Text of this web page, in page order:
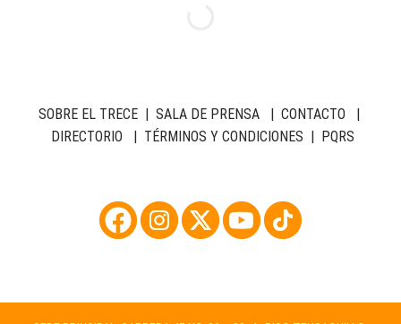
SOBRE EL TRECE| SALA DE PRENSA| CONTACTO |
DIRECTORIO | TÉRMINOS Y CONDICIONES | PQRS